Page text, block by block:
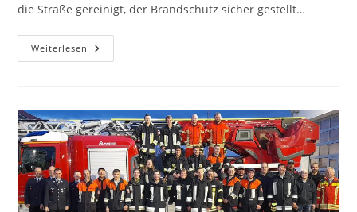
die Straße gereinigt, der Brandschutz sicher gestellt…
Weiterlesen 11.05.2024
–